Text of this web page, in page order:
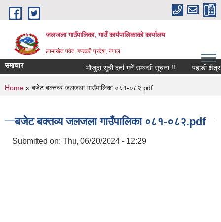
Skip to main content
जलजला गाउँपालिका, गाउँ कार्यपालिकाको कार्यालय
लामाखेत पर्वत, गण्डकी प्रदेश, नेपाल
समाचार मौजुदा सूची दर्ता गर्ने सम्बन्धी सूचना !! पहाडी
You are here
Home » बजेट बक्तव्य जलजला गाउँपालिका ०८१-०८२.pdf
बजेट बक्तव्य जलजला गाउँपालिका ०८१-०८२.pdf
Submitted on: Thu, 06/20/2024 - 12:29